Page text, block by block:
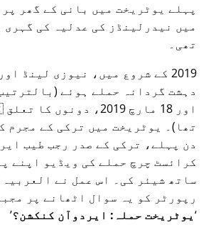
پہلے یوٹریخت میں بانی کے گھر
میں نیدرلینڈز کی عدلیہ کی
تھی۔
2019 کے شروع میں، نیوزی لینڈ
تھا)۔ یوٹریخت میں ترکی کے مجرم
دن پہلے، ترکی کے صدر رجب طیب
کرائسٹ چرچ حملے کی ویڈیو اپنے
ساتھ شیئر کی۔ اس عمل نے
رپورٹر کو یہ سوال اٹھانے پر
یوٹریخت حملہ: ایردوآن کنکشن؟